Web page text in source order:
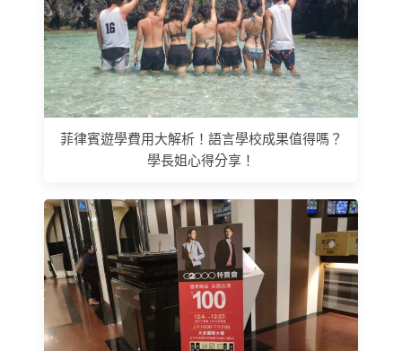
菲律賓遊學費用大解析！語言學校成果值得嗎？
學長姐心得分享！